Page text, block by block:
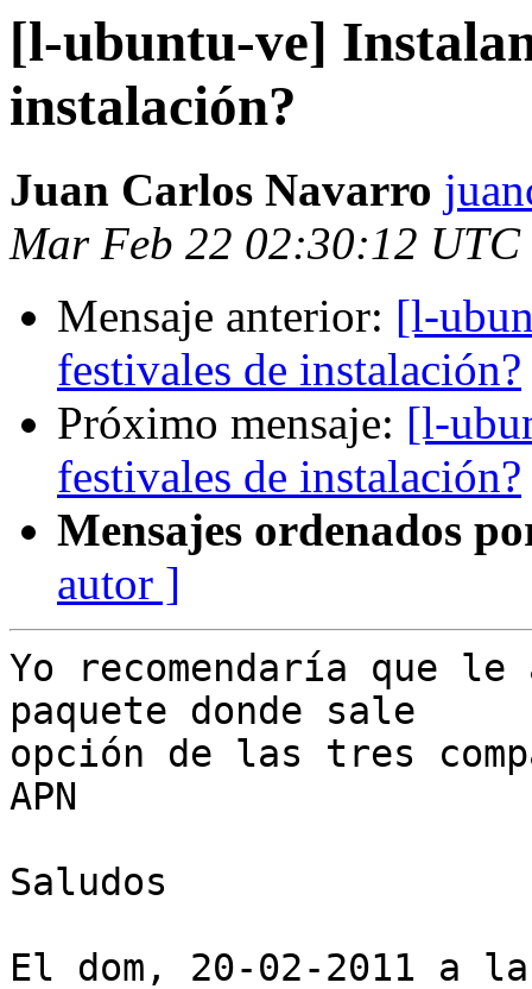
[l-ubuntu-ve]
instalación?
Juan Carlos Navarro
Mar Feb 22 02:30:12 UTC
Mensaje anterior: [l-
festivales de instalación?
Próximo mensaje: [l-
festivales de instalación?
Mensajes ordenados
autor ]
Yo recomendaría que
paquete donde sale
opción de las tres
APN
Saludos
El dom, 20-02-2011 a